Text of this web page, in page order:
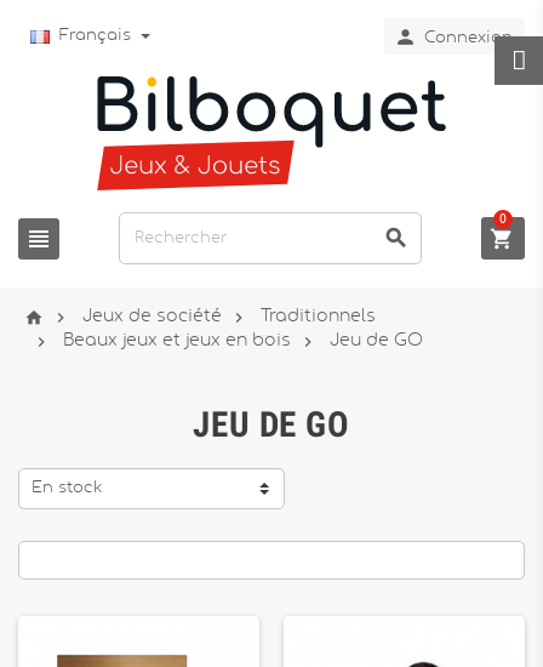
Français  Connexion
  
0
  Jeux de société  Traditionnels
 Beaux jeux et jeux en bois  Jeu de GO
JEU DE GO
En stock